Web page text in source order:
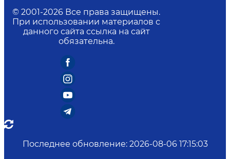
© 2001-2026 Все права защищены.
При использовании материалов с
данного сайта ссылка на сайт
обязательна.
Последнее обновление: 2026-08-06 17:15:03